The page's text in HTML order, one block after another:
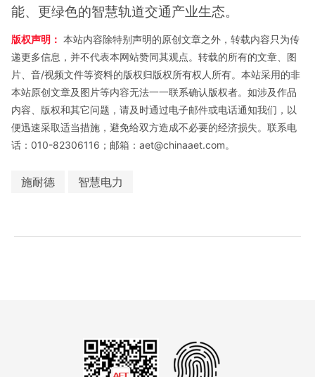
能、更绿色的智慧轨道交通产业生态。
版权声明： 本站内容除特别声明的原创文章之外，转载内容只为传
递更多信息，并不代表本网站赞同其观点。转载的所有的文章、图
片、音/视频文件等资料的版权归版权所有权人所有。本站采用的非
本站原创文章及图片等内容无法一一联系确认版权者。如涉及作品
内容、版权和其它问题，请及时通过电子邮件或电话通知我们，以
便迅速采取适当措施，避免给双方造成不必要的经济损失。联系电
话：010-82306116；邮箱：aet@chinaaet.com。
施耐德 智慧电力